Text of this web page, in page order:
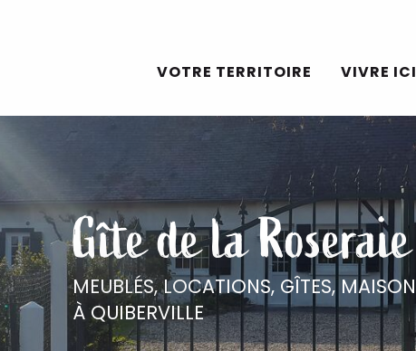
VOTRE TERRITOIRE VIVRE ICI
Gîte de la Roseraie
MEUBLÉS, LOCATIONS, GÎTES,MAISON
À QUIBERVILLE